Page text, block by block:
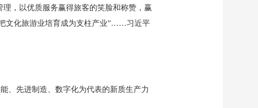
，以优质服务赢得旅客的笑脸和称赞，赢
文化旅游业培育成为支柱产业”……习近平
、先进制造、数字化为代表的新质生产力